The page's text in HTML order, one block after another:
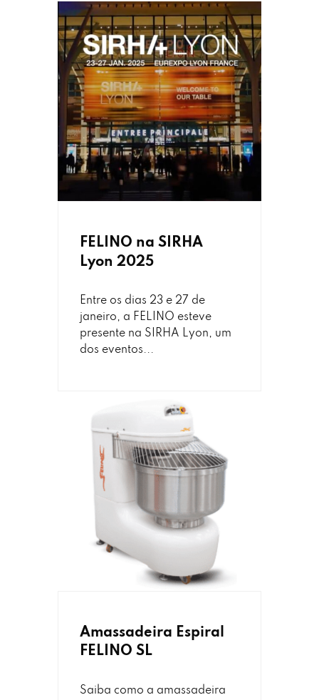
FELINO na SIRHA
Lyon 2025
Entre os dias 23 e 27 de
janeiro, a FELINO esteve
presente na SIRHA Lyon, um
dos eventos...
Amassadeira Espiral
FELINO SL
Saiba como a amassadeira